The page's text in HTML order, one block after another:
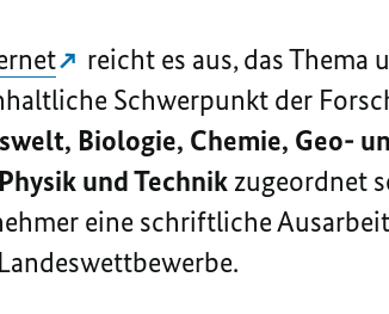
reicht es aus, das Thema
Schwerpunkt der
Biologie, Chemie, Geo-
und Technik zugeordnet
eine schriftliche